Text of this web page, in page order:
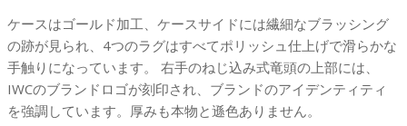
ッ
チ
ク
ロ
ノ
ケースはゴールド加工、ケースサイドには繊細なブラッシング
の跡が見られ、4つのラグはすべてポリッシュ仕上げで滑らかな
手触りになっています。 右手のねじ込み式竜頭の上部には、
IWCのブランドロゴが刻印され、ブランドのアイデンティティ
を強調しています。厚みも本物と遜色ありません。